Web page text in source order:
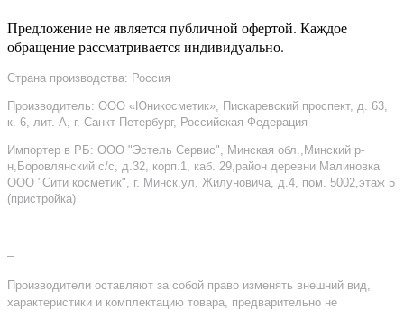
Предложение не является публичной офертой. Каждое
обращение рассматривается индивидуально.
Страна производства: Россия
Производитель: ООО «Юникосметик», Пискаревский проспект, д. 63,
к. 6, лит. А, г. Санкт-Петербург, Российская Федерация
Импортер в РБ: ООО "Эстель Сервис", Минская обл.,Минский р-
н,Боровлянский с/с, д.32, корп.1, каб. 29,район деревни Малиновка
ООО "Сити косметик", г. Минск,ул. Жилуновича, д.4, пом. 5002,этаж 5
(пристройка)
–
Производители оставляют за собой право изменять внешний вид,
характеристики и комплектацию товара, предварительно не